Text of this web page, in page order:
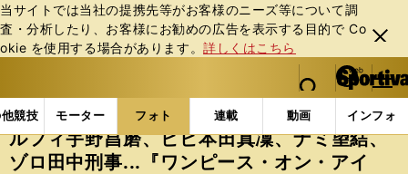
当サイトでは当社の提携先等がお客様のニーズ等について調
査・分析したり、お客様にお勧めの広告を表⽰する⽬的で Co
okie を使⽤する場合があります。詳しくはこちら
閉じ
る
web Sportiva (webスポルティーバ)
検索
マイペ
ー
ジ
メニュ
競技 モーター フォト 連載 動画 インフォ
b
ス
ポ
ル
フォトギャラリー ルフィ宇野昌磨、ビビ本田真凜、
ルフィ宇野昌磨、ビビ本田真凜、ナミ望結、
ゾロ田中刑事...『ワンピース・オン・アイ